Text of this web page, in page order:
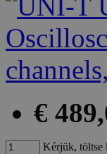
€
Kérjük, töltse